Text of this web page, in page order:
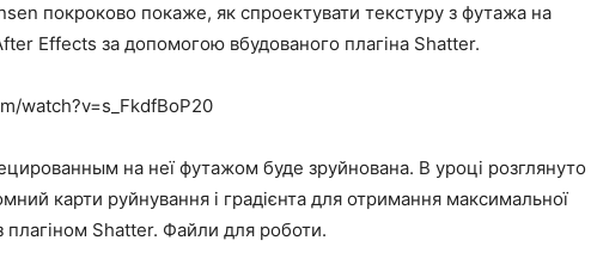
покроково покаже, як спроектувати текстуру з футажа на
Effects за допомогою вбудованого плагіна Shatter.
watch?v=s_FkdfBoP20
на неї футажом буде зруйнована. В уроці розглянуто
карти руйнування і градієнта для отримання максимальної
плагіном Shatter. Файли для роботи.